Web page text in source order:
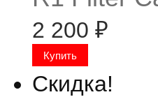
2 200 ₽
Скидка!